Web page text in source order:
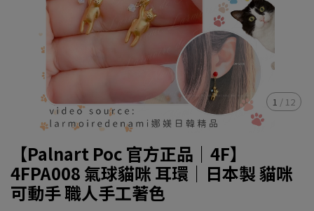
1 / 12
【Palnart Poc 官方正品｜4F】
4FPA008 氣球貓咪 耳環｜日本製 貓咪
可動手 職人手工著色